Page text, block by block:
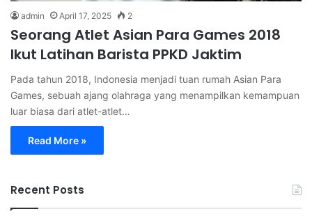
admin April 17, 2025 2
Seorang Atlet Asian Para Games 2018
Ikut Latihan Barista PPKD Jaktim
Pada tahun 2018, Indonesia menjadi tuan rumah Asian Para
Games, sebuah ajang olahraga yang menampilkan kemampuan
luar biasa dari atlet-atlet…
Read More »
Recent Posts